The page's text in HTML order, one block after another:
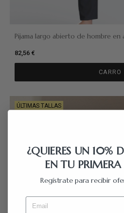
Pijama largo abierto de hombre en
82,56 €
CARRO
ÚLTIMAS TALLAS
¿QUIERES UN 10%
EN TU
Regístrate para recibir
Email